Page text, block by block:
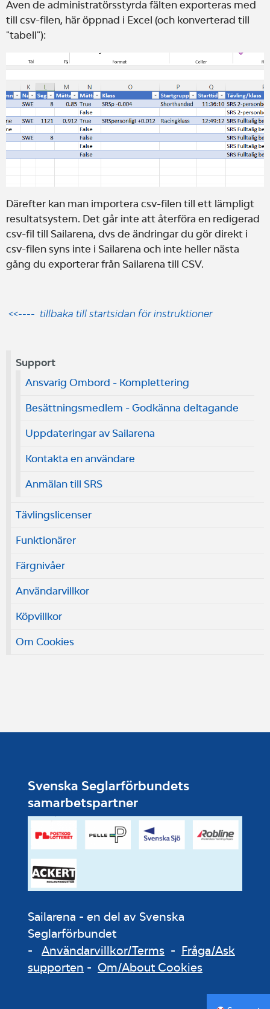
Även de administratörsstyrda fälten exporteras med
till csv-filen, här öppnad i Excel (och konverterad till
"tabell"):
Därefter kan man importera csv-filen till ett lämpligt
resultatsystem. Det går inte att återföra en redigerad
csv-fil till Sailarena, dvs de ändringar du gör direkt i
csv-filen syns inte i Sailarena och inte heller nästa
gång du exporterar från Sailarena till CSV.
<<---- tillbaka till startsidan för instruktioner
Support
Ansvarig Ombord - Komplettering
Besättningsmedlem - Godkänna deltagande
Uppdateringar av Sailarena
Kontakta en användare
Anmälan till SRS
Tävlingslicenser
Funktionärer
Färgnivåer
Användarvillkor
Köpvillkor
Om Cookies
Svenska Seglarförbundets
samarbetspartner
Sailarena - en del av Svenska
Seglarförbundet
- Användarvillkor/Terms - Fråga/Ask
supporten - Om/About Cookies